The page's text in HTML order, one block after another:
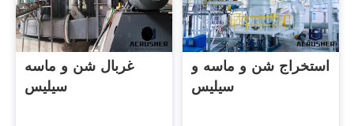
غربال شن و ماسه
سیلیس
استخراج شن و ماسه و
سیلیس